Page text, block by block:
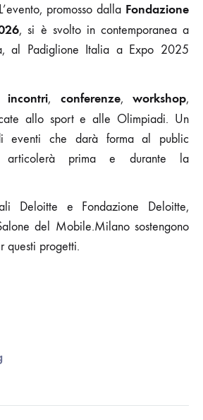
promosso dalla Fondazione
, si è svolto in contemporanea a
al Padiglione Italia a Expo 2025
incontri, conferenze, workshop,
allo sport e alle Olimpiadi. Un
eventi che darà forma al public
prima e durante la
Deloitte e Fondazione Deloitte,
del Mobile.Milano sostengono
questi progetti.